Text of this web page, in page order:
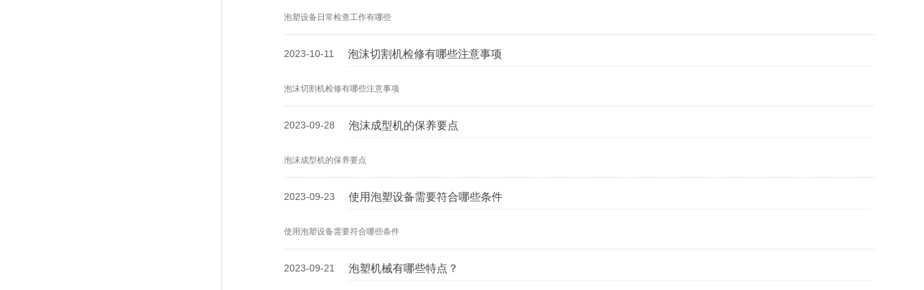
泡塑设备日常检查工作有哪些
2023-10-11 泡沫切割机检修有哪些注意事项
泡沫切割机检修有哪些注意事项
2023-09-28 泡沫成型机的保养要点
泡沫成型机的保养要点
2023-09-23 使用泡塑设备需要符合哪些条件
使用泡塑设备需要符合哪些条件
2023-09-21 泡塑机械有哪些特点？